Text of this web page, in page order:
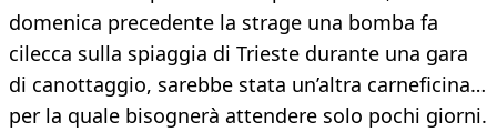
domenica precedente la strage una bomba fa
cilecca sulla spiaggia di Trieste durante una gara
di canottaggio, sarebbe stata un’altra carneficina…
per la quale bisognerà attendere solo pochi giorni.